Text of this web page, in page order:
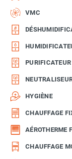
VMC
PURIFICATEUR
HYGIÈNE
CHAUFFAGE
AÉROTHERME
CHAUFFAGE